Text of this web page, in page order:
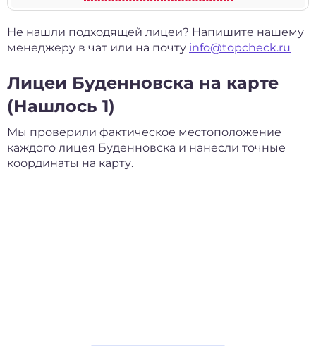
Не нашли подходящей лицеи? Напишите нашему
менеджеру в чат или на почту info@topcheck.ru
Лицеи Буденновска на карте
(Нашлось 1)
Мы проверили фактическое местоположение
каждого лицея Буденновска и нанесли точные
координаты на карту.